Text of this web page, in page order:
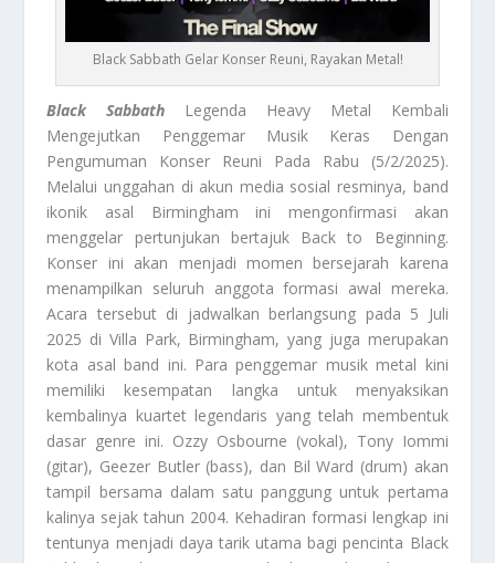
Black Sabbath Gelar Konser Reuni, Rayakan Metal!
Black Sabbath Legenda Heavy Metal Kembali
Mengejutkan Penggemar Musik Keras Dengan
Pengumuman Konser Reuni Pada Rabu (5/2/2025).
Melalui unggahan di akun media sosial resminya, band
ikonik asal Birmingham ini mengonfirmasi akan
menggelar pertunjukan bertajuk Back to Beginning.
Konser ini akan menjadi momen bersejarah karena
menampilkan seluruh anggota formasi awal mereka.
Acara tersebut di jadwalkan berlangsung pada 5 Juli
2025 di Villa Park, Birmingham, yang juga merupakan
kota asal band ini. Para penggemar musik metal kini
memiliki kesempatan langka untuk menyaksikan
kembalinya kuartet legendaris yang telah membentuk
dasar genre ini. Ozzy Osbourne (vokal), Tony Iommi
(gitar), Geezer Butler (bass), dan Bil Ward (drum) akan
tampil bersama dalam satu panggung untuk pertama
kalinya sejak tahun 2004. Kehadiran formasi lengkap ini
tentunya menjadi daya tarik utama bagi pencinta Black